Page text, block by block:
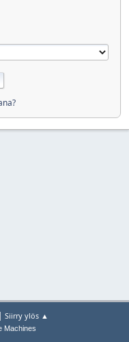
| Siirry ylös ▲
Machines